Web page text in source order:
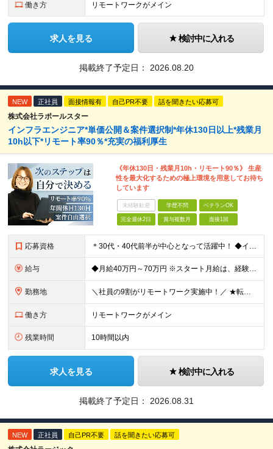
働き方 リモートワークがメイン
求人を見る 検討中に入れる
掲載終了予定日： 2026.08.20
NEW 正社員 面接情報有 自己PR不要 話を聞きたい応募可
株式会社ラポールスター
インフラエンジニア*単価公開＆案件選択制*年休130日以上*残業月
10h以下*リモート率90％*充実の福利厚生
《年休130日・残業月10h・リモート90％》 生産
性を最大化するための極上環境を用意してお待ち
しています
未経験歓迎 学歴不問 ベテランOK
完全週休2日 賞与複数月 面接1回
応募資格 ＊30代・40代前半が中心となって活躍中！ ◆インフラ（サーバー・ネットワーク・クラウド等）の設計、構築、テストいずれかの実務経験3年以上 ◆学歴不問 ★求める人物像： ◎他責ではなく、自身のキャ
給与 ◆月給40万円～70万円 ※スタート月給は、経験・能力・前職の給与等を考慮の上で決定いたします。 ※上記金額には残業の有無に関わらず、 月30時間分の固定残業代（7万6,000円～13万3,000円
勤務地 ＼社員の9割がリモートワーク実施中！／ ★転勤ナシ！ ★UIターン歓迎！ 関東、関西、東海、九州・中国エリアの各プロジェクト先から希望を優先して決定。 ※リモート案件も多数あり！ ◆関東エリア
働き方 リモートワークがメイン
残業時間 10時間以内
求人を見る 検討中に入れる
掲載終了予定日： 2026.08.31
NEW 正社員 自己PR不要 話を聞きたい応募可